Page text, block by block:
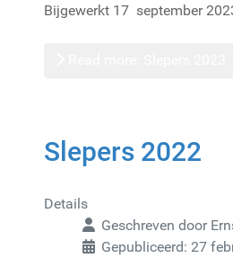
Bijgewerkt 17 september
Slepers 2022
Details
Geschreven door
Gepubliceerd: 27